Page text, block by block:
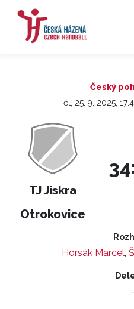
Český
čt, 25. 9. 2025,
TJ Jiskra
Otrokovice
Horsák Marcel,